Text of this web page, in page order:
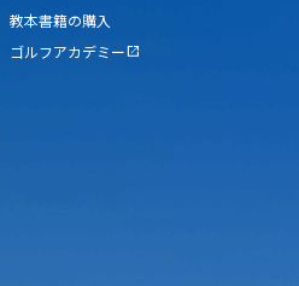
教本書籍の購入
ゴルフアカデミー open_in_new